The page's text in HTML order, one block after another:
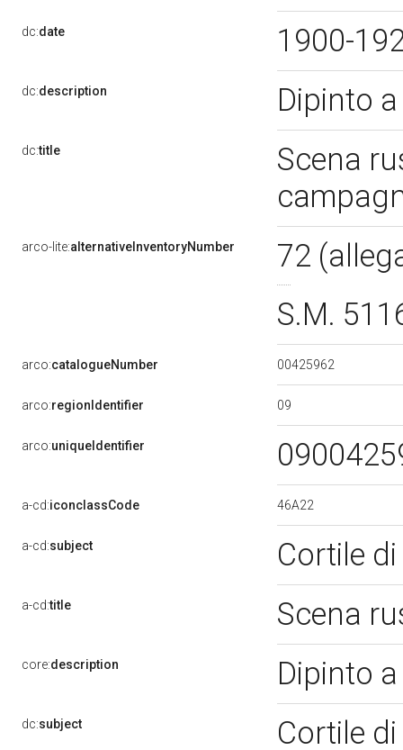
dc:date 1900-
dc:description Dipinto
dc:title
Scena
arco-lite:alternativeInventoryNumber
72
S.M.
arco:catalogueNumber 00425962
arco:regionIdentifier 09
arco:uniqueIdentifier
a-cd:iconclassCode 46A22
a-cd:subject Cortile
a-cd:title Scena
core:description Dipinto
dc:subject
Cortile